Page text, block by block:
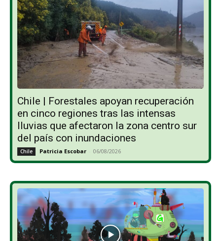
Chile | Forestales apoyan recuperación
en cinco regiones tras las intensas
lluvias que afectaron la zona centro sur
del país con inundaciones
Chile Patricia Escobar - 06/08/2026